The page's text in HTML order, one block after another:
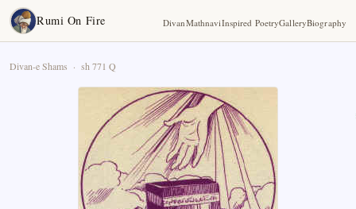
Rumi On Fire DivanMathnaviInspired PoetryGalleryBiography
Divan-e Shams · sh 771 Q